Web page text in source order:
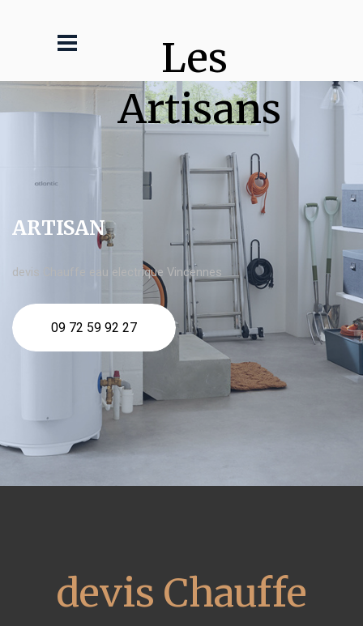
Les
Artisans
ARTISAN
devis Chauffe eau electrique Vincennes
09 72 59 92 27
devis Chauffe